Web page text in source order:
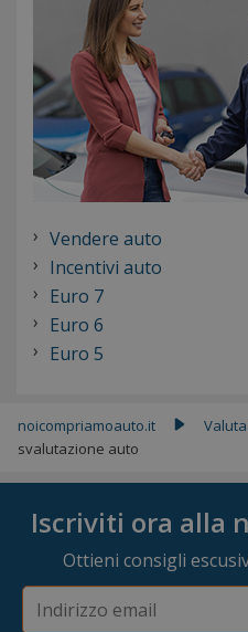
Vendere auto
Incentivi auto
Euro 7
Euro 6
Euro 5
noicompriamoauto.it
svalutazione auto
Iscriviti ora alla
Ottieni consigli